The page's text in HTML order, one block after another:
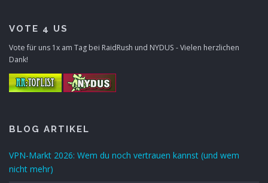
VOTE 4 US
Vote für uns 1x am Tag bei RaidRush und NYDUS - Vielen herzlichen
Dank!
BLOG ARTIKEL
VPN-Markt 2026: Wem du noch vertrauen kannst (und wem
nicht mehr)